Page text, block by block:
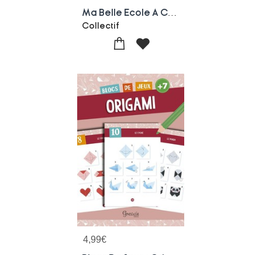
Collectif
4,99€